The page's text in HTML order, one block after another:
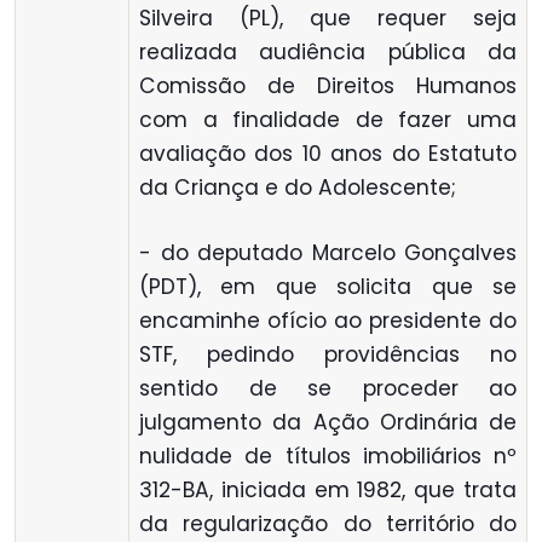
Silveira (PL), que requer seja
realizada audiência pública da
Comissão de Direitos Humanos
com a finalidade de fazer uma
avaliação dos 10 anos do Estatuto
da Criança e do Adolescente;
- do deputado Marcelo Gonçalves
(PDT), em que solicita que se
encaminhe ofício ao presidente do
STF, pedindo providências no
sentido de se proceder ao
julgamento da Ação Ordinária de
nulidade de títulos imobiliários nº
312-BA, iniciada em 1982, que trata
da regularização do território do